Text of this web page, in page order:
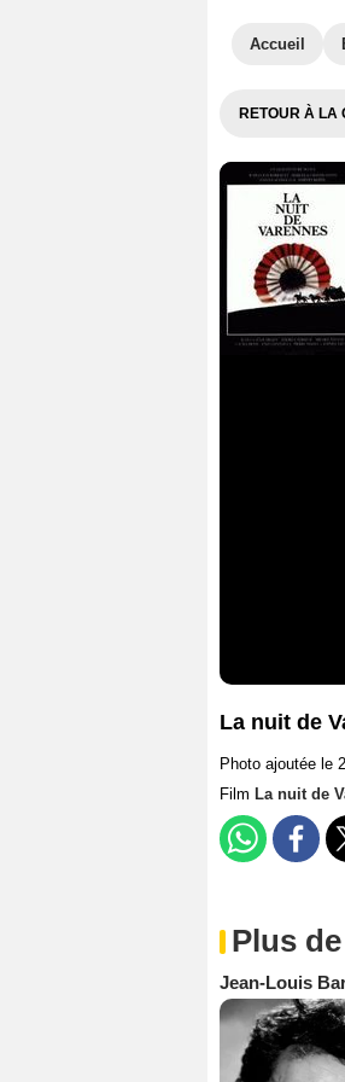
Accueil
RETOUR À LA
La nuit de
Photo ajoutée le
Film La nuit de
Plus
Jean-Louis